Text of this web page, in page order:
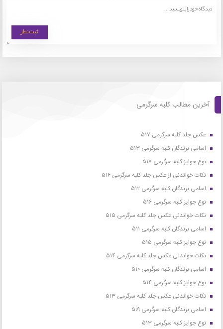
آخرین مطالب کلبه سرگرمی
عکس جلد کلبه سرگرمی ۵۱۷
اسامی برندگان کلبه سرگرمی ۵۱۳
نوع جوایز کلبه سرگرمی ۵۱۷
نکات خواندنی از عکس جلد کلبه سرگرمی ۵۱۶
اسامی برندگان کلبه سرگرمی ۵۱۲
نوع جوایز کلبه سرگرمی ۵۱۶
نکات خواندنی عکس جلد کلبه سرگرمی ۵۱۵
اسامی برندگان کلبه سرگرمی ۵۱۱
نوع جوایز کلبه سرگرمی ۵۱۵
نکات خواندنی عکس جلد کلبه سرگرمی ۵۱۴
اسامی برندگان کلبه سرگرمی ۵۱۰
نوع جوایز کلبه سرگرمی ۵۱۴
نکات خواندنی عکس جلد کلبه سرگرمی ۵۱۳
اسامی برندگان کلبه سرگرمی ۵۰۹
نوع جوایز کلبه سرگرمی ۵۱۳